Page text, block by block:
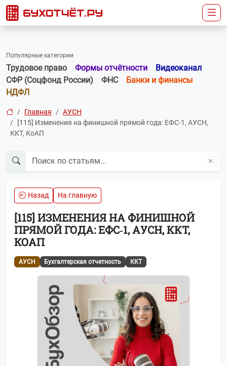
Популярные категории
Трудовое право Формы отчётности
Видеоканал
СФР (Соцфонд России)
ФНС
Банки и финансы
НДФЛ
Главная
АУСН
[115] Изменения на финишной прямой года: ЕФС‑1, АУСН,
ККТ, КоАП
Назад На главную
[115] ИЗМЕНЕНИЯ НА ФИНИШНОЙ
ПРЯМОЙ ГОДА: ЕФС‑1, АУСН, ККТ,
КОАП
АУСН Бухгалтерская отчетность ККТ